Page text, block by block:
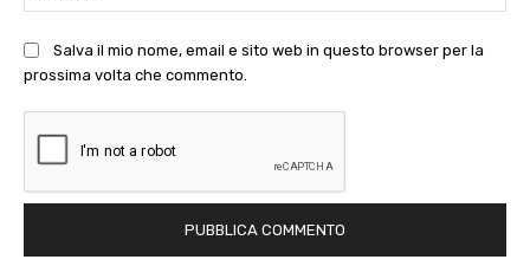
Salva il mio nome, email e sito web in questo browser per la
prossima volta che commento.